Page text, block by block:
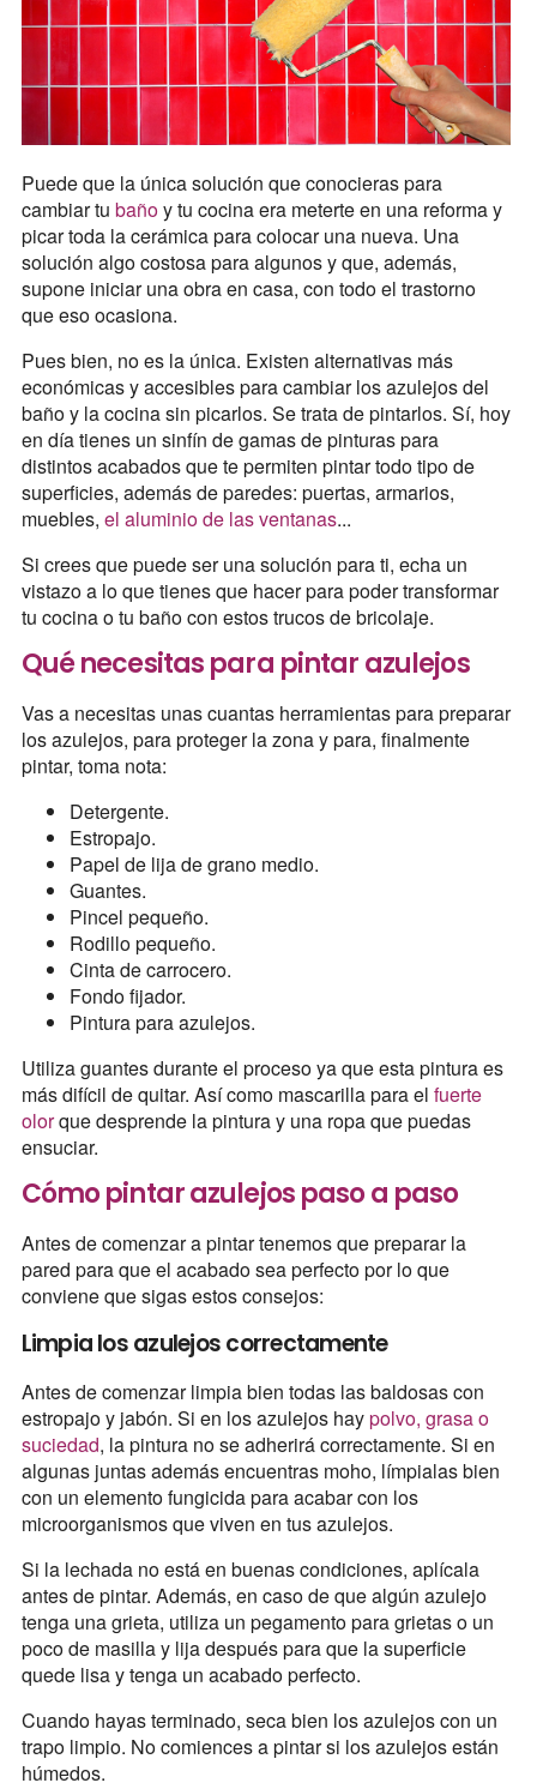
Puede que la única solución que conocieras para
cambiar tu bañoy tu cocina era meterte en una reforma y
picar toda la cerámica para colocar una nueva. Una
solución algo costosa para algunos y que, además,
supone iniciar una obra en casa, con todo el trastorno
que eso ocasiona.
Pues bien, no es la única. Existen alternativas más
económicas y accesibles para cambiar los azulejos del
baño y la cocina sin picarlos. Se trata de pintarlos. Sí, hoy
en día tienes un sinfín de gamas de pinturas para
distintos acabados que te permiten pintar todo tipo de
superficies, además de paredes: puertas, armarios,
muebles, el aluminio de las ventanas...
Si crees que puede ser una solución para ti, echa un
vistazo a lo que tienes que hacer para poder transformar
tu cocina o tu baño con estos trucos de bricolaje.
Qué necesitas para pintar azulejos
Vas a necesitas unas cuantas herramientas para preparar
los azulejos, para proteger la zona y para, finalmente
pintar, toma nota:
Detergente.
Estropajo.
Papel de lija de grano medio.
Guantes.
Pincel pequeño.
Rodillo pequeño.
Cinta de carrocero.
Fondo fijador.
Pintura para azulejos.
Utiliza guantes durante el proceso ya que esta pintura es
más difícil de quitar. Así como mascarilla para el fuerte
olorque desprende la pintura y una ropa que puedas
ensuciar.
Cómo pintar azulejos paso a paso
Antes de comenzar a pintar tenemos que preparar la
pared para que el acabado sea perfecto por lo que
conviene que sigas estos consejos:
Limpia los azulejos correctamente
Antes de comenzar limpia bien todas las baldosas con
estropajo y jabón. Si en los azulejos haypolvo, grasa o
suciedad, la pintura no se adherirá correctamente. Si en
algunas juntas además encuentras moho, límpialas bien
con un elemento fungicida para acabar con los
microorganismos que viven en tus azulejos.
Si la lechada no está en buenas condiciones, aplícala
antes de pintar. Además, en caso de que algún azulejo
tenga una grieta, utiliza un pegamento para grietas o un
poco de masilla y lija después para que la superficie
quede lisa y tenga un acabado perfecto.
Cuando hayas terminado, seca bien los azulejos con un
trapo limpio. No comiences a pintar si los azulejos están
húmedos.